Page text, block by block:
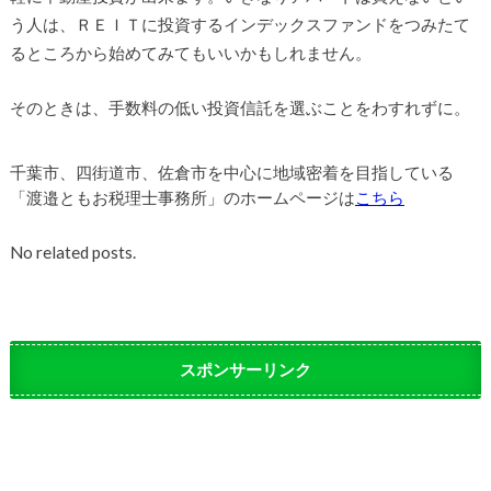
う人は、ＲＥＩＴに投資するインデックスファンドをつみたて
るところから始めてみてもいいかもしれません。
そのときは、手数料の低い投資信託を選ぶことをわすれずに。
千葉市、四街道市、佐倉市を中心に地域密着を目指している
「渡邉ともお税理士事務所」のホームページはこちら
No related posts.
スポンサーリンク